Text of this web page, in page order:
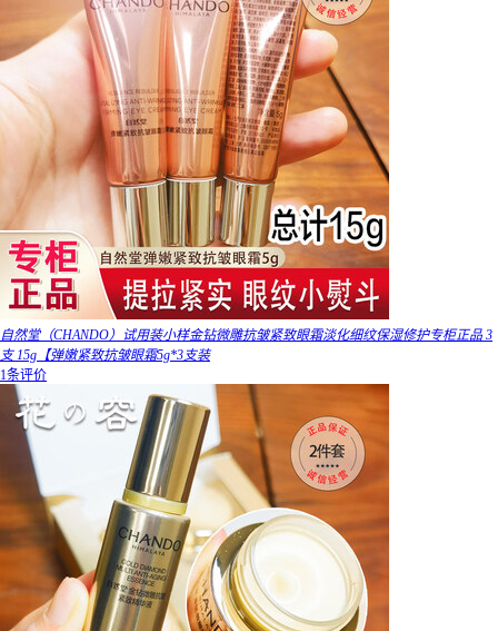
自然堂（CHANDO）试用装小样金钻微雕抗皱紧致眼霜淡化细纹保湿修护专柜正品 3
支 15g【弹嫩紧致抗皱眼霜5g*3支装
1条评价